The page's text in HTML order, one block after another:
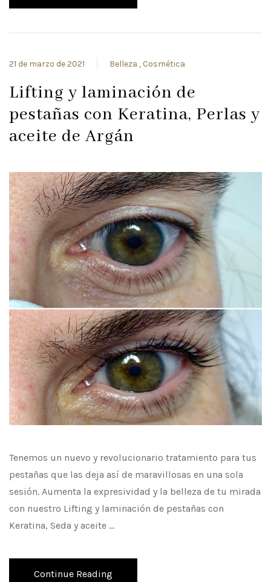
21 de marzo de 2021 Belleza Cosmética
Lifting y laminación de
pestañas con Keratina, Perlas y
aceite de Argán
Tenemos un nuevo y revolucionario tratamiento para tus
pestañas que las deja así de maravillosas en una sola
sesión. Aumenta la expresividad y la belleza de tu mirada
con nuestro Lifting y laminación de pestañas con
Keratina, Seda y aceite …
Continue Reading